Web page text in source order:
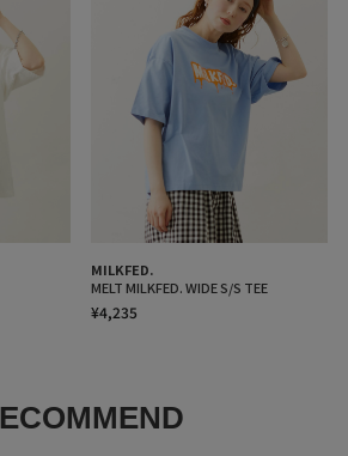
MILKFED.
MELT MILKFED. WIDE S/S TEE
¥4,235